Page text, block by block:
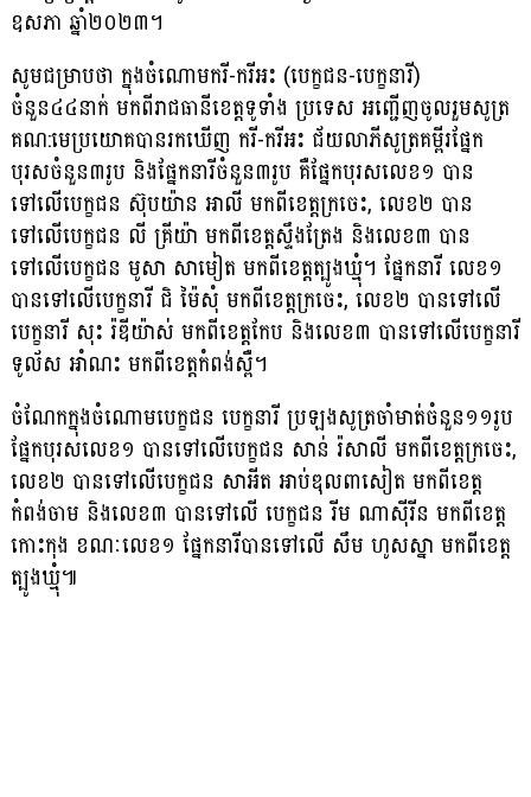
ឧសភា ឆ្នាំ២០២៣។
សូមជម្រាបថា ក្នុងចំណោមករី-ករីអះ (បេក្ខជន-បេក្ខនារី)
ចំនួន៤៤នាក់ មកពីរាជធានីខេត្តទូទាំង ប្រទេស អញ្ជើញចូលរួមសូត្រ
គណ:មេប្រយោគបានរកឃើញ ករី-ករីអះ ជ័យលាភីសូត្រគម្ពីរផ្នែក
បុរសចំនួន៣រូប និងផ្នែកនារីចំនួន៣រូប គឺផ្នែកបុរសលេខ១ បាន
ទៅលើបេក្ខជន ស៊ុបយ៉ាន អាលី មកពីខេត្តក្រចេះ, លេខ២ បាន
ទៅលើបេក្ខជន លី គ្រីយ៉ា មកពីខេត្តស្ទឹងត្រែង និងលេខ៣ បាន
ទៅលើបេក្ខជន មូសា សាមៀត មកពីខេត្តត្បូងឃ្មុំ។ ផ្នែកនារី លេខ១
បានទៅលើបេក្ខនារី ជិ ម៉ៃសុំ មកពីខេត្តក្រចេះ, លេខ២ បានទៅលើ
បេក្ខនារី សុះ រ៉ឌីយ៉ាស់ មកពីខេត្តកែប និងលេខ៣ បានទៅលើបេក្ខនារី
ទូល័ស អាំណះ មកពីខេត្តកំពង់ស្ពឺ។
ចំណែកក្នុងចំណោមបេក្ខជន បេក្ខនារី ប្រឡងសូត្រចាំមាត់ចំនួន១១រូប
ផ្នែកបុរសលេខ១ បានទៅលើបេក្ខជន សាន់ រ៉សាលី មកពីខេត្តក្រចេះ,
លេខ២ បានទៅលើបេក្ខជន សាអីត អាប់ឌុលពាសៀត មកពីខេត្ត
កំពង់ចាម និងលេខ៣ បានទៅលើ បេក្ខជន រីម ណាស៊ីរីន មកពីខេត្ត
កោះកុង ខណៈលេខ១ ផ្នែកនារីបានទៅលើ សឹម ហូសស្នា មកពីខេត្ត
ត្បូងឃ្មុំ៕